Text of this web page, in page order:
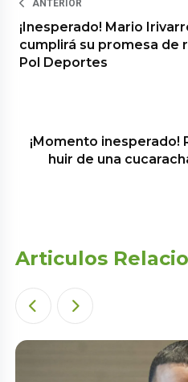
ANTERIOR
¡Inesperado! Mario
cumplirá su promesa de
Pol Deportes
¡Momento inesperado!
huir de una
Articulos